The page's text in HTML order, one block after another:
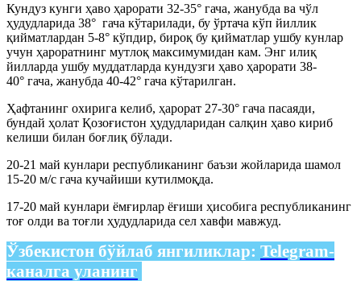
Кундуз кунги ҳаво ҳарорати 32-35° гача, жанубда ва чўл
ҳудудларида 38° гача кўтарилади, бу ўртача кўп йиллик
қийматлардан 5-8° кўпдир, бироқ бу қийматлар ушбу кунлар
учун ҳароратнинг мутлоқ максимумидан кам. Энг илиқ
йилларда ушбу муддатларда кундузги ҳаво ҳарорати 38-
40° гача, жанубда 40-42° гача кўтарилган.
Ҳафтанинг охирига келиб, ҳарорат 27-30° гача пасаяди,
бундай ҳолат Қозоғистон ҳудудларидан салқин ҳаво кириб
келиши билан боғлиқ бўлади.
20-21 май кунлари республиканинг баъзи жойларида шамол
15-20 м/с гача кучайиши кутилмоқда.
17-20 май кунлари ёмғирлар ёғиши ҳисобига республиканинг
тоғ олди ва тоғли ҳудудларида сел хавфи мавжуд.
Ўзбекистон бўйлаб янгиликлар: Telegram-
каналга уланинг